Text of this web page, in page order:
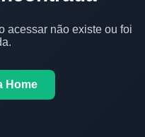
acessar não existe ou foi
Home